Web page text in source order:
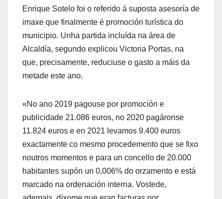
Enrique Sotelo foi o referido á suposta asesoría de
imaxe que finalmente é promoción turística do
municipio. Unha partida incluída na área de
Alcaldía, segundo explicou Victoria Portas, na
que, precisamente, reduciuse o gasto a máis da
metade este ano.
«No ano 2019 pagouse por promoción e
publicidade 21.086 euros, no 2020 pagáronse
11.824 euros e en 2021 levamos 9.400 euros
exactamente co mesmo procedemento que se fixo
noutros momentos e para un concello de 20.000
habitantes supón un 0,006% do orzamento e está
marcado na ordenación interna. Vostede,